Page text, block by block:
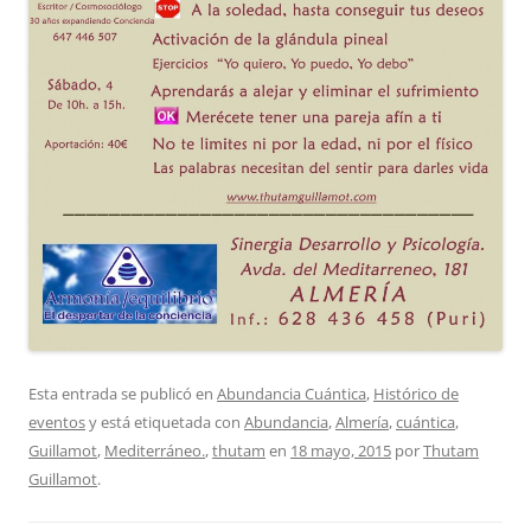
Esta entrada se publicó en Abundancia Cuántica, Histórico de
eventosy está etiquetada con Abundancia,Almería,cuántica,
Guillamot, Mediterráneo.,thutam en 18 mayo, 2015 porThutam
Guillamot.